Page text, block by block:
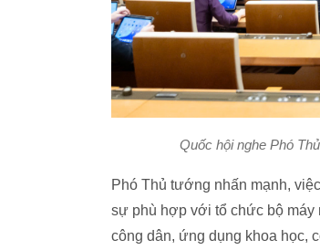
Quốc hội nghe Phó
Phó Thủ tướng nhấn mạnh,
sự phù hợp với tổ chức bộ máy
công dân, ứng dụng khoa học,